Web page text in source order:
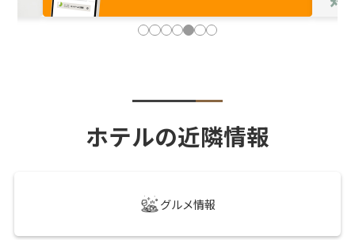
ホテルの近隣情報
グルメ情報